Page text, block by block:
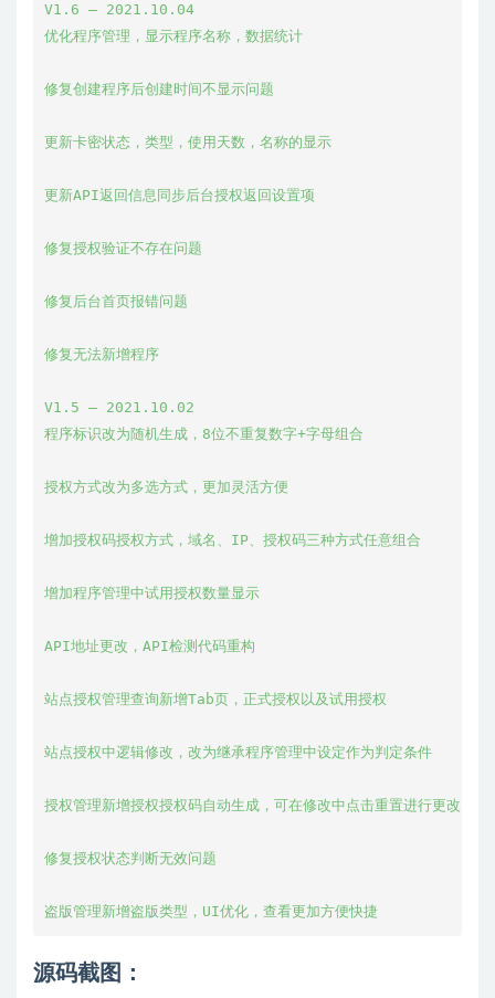
V1.6 – 2021.10.04
优化程序管理，显示程序名称，数据统计
修复创建程序后创建时间不显示问题
更新卡密状态，类型，使用天数，名称的显示
更新API返回信息同步后台授权返回设置项
修复授权验证不存在问题
修复后台首页报错问题
修复无法新增程序
V1.5 – 2021.10.02
程序标识改为随机生成，8位不重复数字+字母组合
授权方式改为多选方式，更加灵活方便
增加授权码授权方式，域名、IP、授权码三种方式任意组合
增加程序管理中试用授权数量显示
API地址更改，API检测代码重构
站点授权管理查询新增Tab页，正式授权以及试用授权
站点授权中逻辑修改，改为继承程序管理中设定作为判定条件
授权管理新增授权授权码自动生成，可在修改中点击重置进行更改
修复授权状态判断无效问题
盗版管理新增盗版类型，UI优化，查看更加方便快捷
源码截图：